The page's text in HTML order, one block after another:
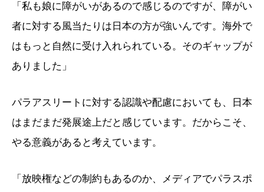
「私も娘に障がいがあるので感じるのですが、障がい
者に対する風当たりは日本の方が強いんです。海外で
はもっと自然に受け入れられている。そのギャップが
ありました」
パラアスリートに対する認識や配慮においても、日本
はまだまだ発展途上だと感じています。だからこそ、
やる意義があると考えています。
「放映権などの制約もあるのか、メディアでパラスポ